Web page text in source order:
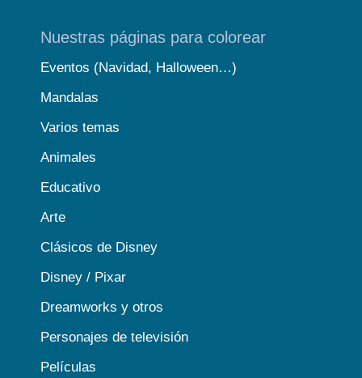
Nuestras páginas para colorear
Eventos (Navidad, Halloween…)
Mandalas
Varios temas
Animales
Educativo
Arte
Clásicos de Disney
Disney / Pixar
Dreamworks y otros
Personajes de televisión
Películas